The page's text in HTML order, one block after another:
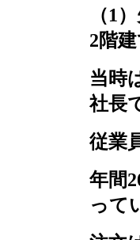
（1
2階
当時
社長
従業
年間
って